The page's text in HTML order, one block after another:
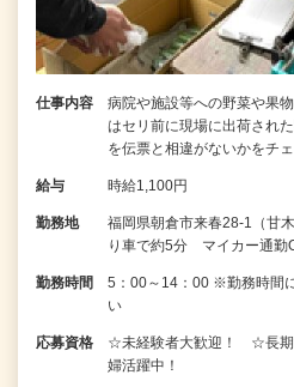
仕事内容
病院や施設等への野菜や果
はセリ前に現場に出荷され
を伝票と相違がないかをチ
給与 時給1,100円
勤務地
福岡県朝倉市来春28-1（甘
り車で約5分 マイカー通勤
勤務時間
5：00～14：00 ※勤務時間
い
応募資格
☆未経験者大歓迎！ ☆長
婦活躍中！